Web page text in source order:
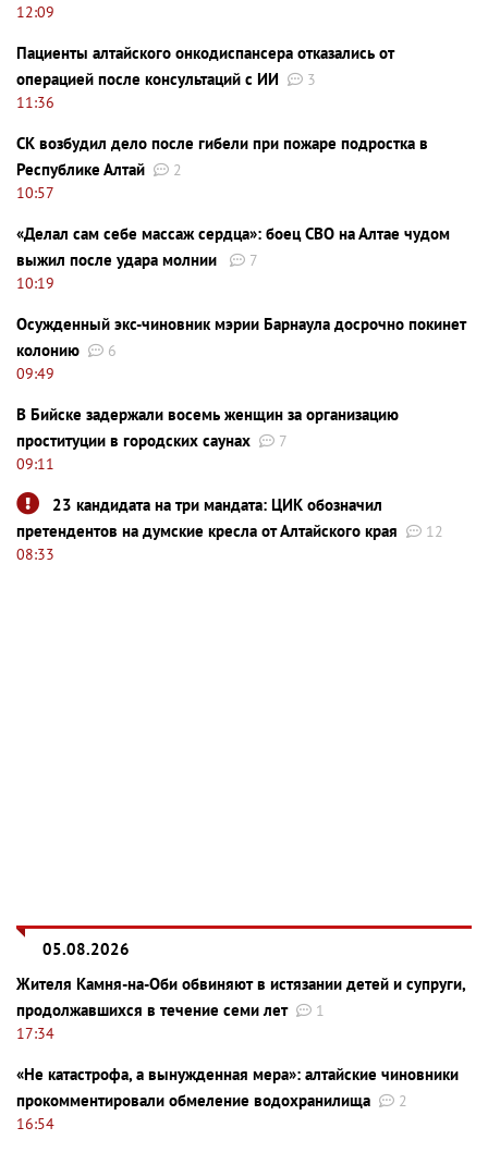
12:09
Пациенты алтайского онкодиспансера отказались от
операцией после консультаций с ИИ
3
11:36
СК возбудил дело после гибели при пожаре подростка в
Республике Алтай
2
10:57
«Делал сам себе массаж сердца»: боец СВО на Алтае чудом
выжил после удара молнии
7
10:19
Осужденный экс-чиновник мэрии Барнаула досрочно покинет
колонию
6
09:49
В Бийске задержали восемь женщин за организацию
проституции в городских саунах
7
09:11
23 кандидата на три мандата: ЦИК обозначил
претендентов на думские кресла от Алтайского края
12
08:33
05.08.2026
Жителя Камня-на-Оби обвиняют в истязании детей и супруги,
продолжавшихся в течение семи лет
1
17:34
«Не катастрофа, а вынужденная мера»: алтайские чиновники
прокомментировали обмеление водохранилища
2
16:54